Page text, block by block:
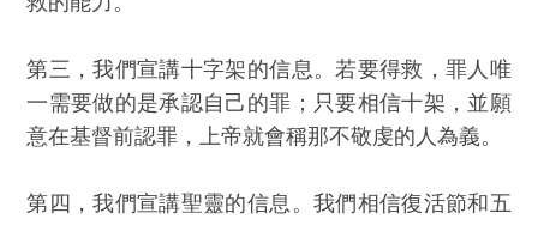
第三，我們宣講十字架的信息。若要得救，罪人唯
一需要做的是承認自己的罪；只要相信十架，並願
意在基督前認罪，上帝就會稱那不敬虔的人為義。
第四，我們宣講聖靈的信息。我們相信復活節和五